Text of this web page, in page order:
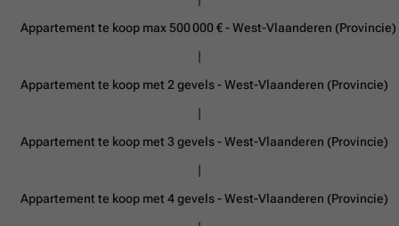
Appartement te koop max 500 000 € - West-Vlaanderen (Provincie)
Appartement te koop met 2 gevels - West-Vlaanderen (Provincie)
Appartement te koop met 3 gevels - West-Vlaanderen (Provincie)
Appartement te koop met 4 gevels - West-Vlaanderen (Provincie)